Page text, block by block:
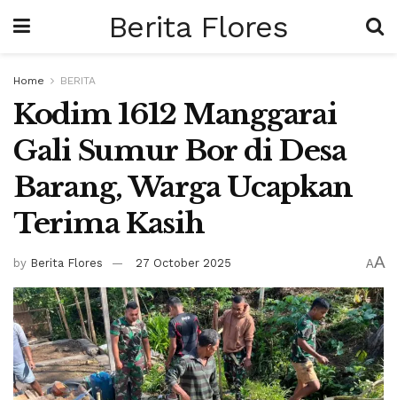
Berita Flores
Home BERITA
Kodim 1612 Manggarai
Gali Sumur Bor di Desa
Barang, Warga Ucapkan
Terima Kasih
by Berita Flores 27 October 2025 AA